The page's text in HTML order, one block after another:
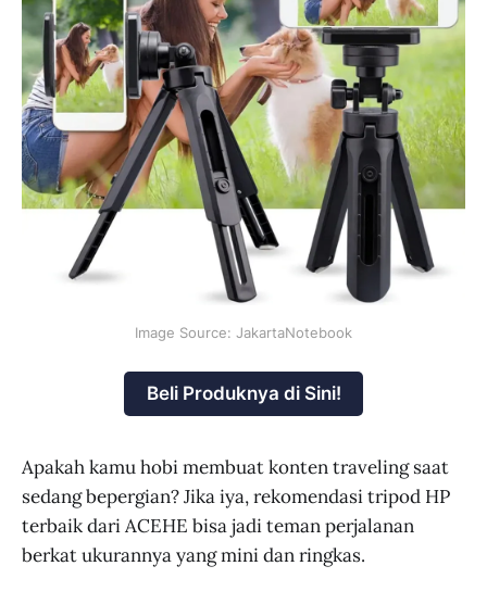
Image Source: JakartaNotebook
Beli Produknya di Sini!
Apakah kamu hobi membuat konten traveling saat
sedang bepergian? Jika iya, rekomendasi tripod HP
terbaik dari ACEHE bisa jadi teman perjalanan
berkat ukurannya yang mini dan ringkas.